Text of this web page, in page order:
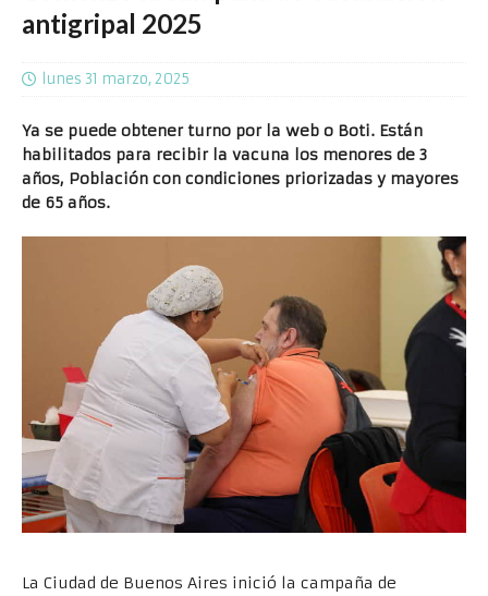
antigripal 2025
lunes 31 marzo, 2025
Ya se puede obtener turno por la web o Boti. Están
habilitados para recibir la vacuna los menores de 3
años, Población con condiciones priorizadas y mayores
de 65 años.
La Ciudad de Buenos Aires inició la campaña de